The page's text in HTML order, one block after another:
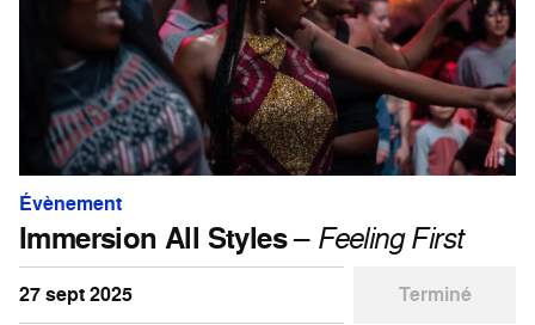
Évènement
Immersion All Styles– Feeling First
27 sept 2025
Terminé